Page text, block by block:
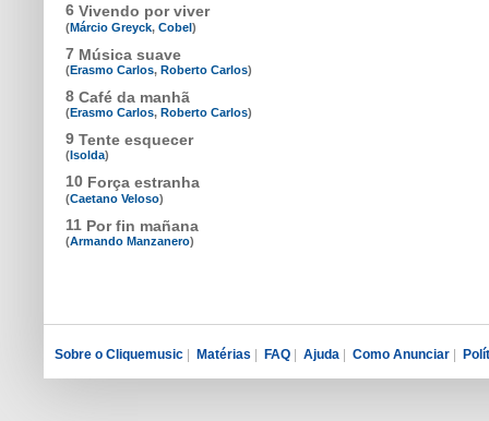
6 Vivendo por viver
(Márcio Greyck, Cobel)
7 Música suave
(Erasmo Carlos, Roberto Carlos)
8 Café da manhã
(Erasmo Carlos, Roberto Carlos)
9 Tente esquecer
( Isolda)
10 Força estranha
(Caetano Veloso)
11 Por fin mañana
(Armando Manzanero)
Sobre o Cliquemusic Matérias FAQ Ajuda Como Anunciar